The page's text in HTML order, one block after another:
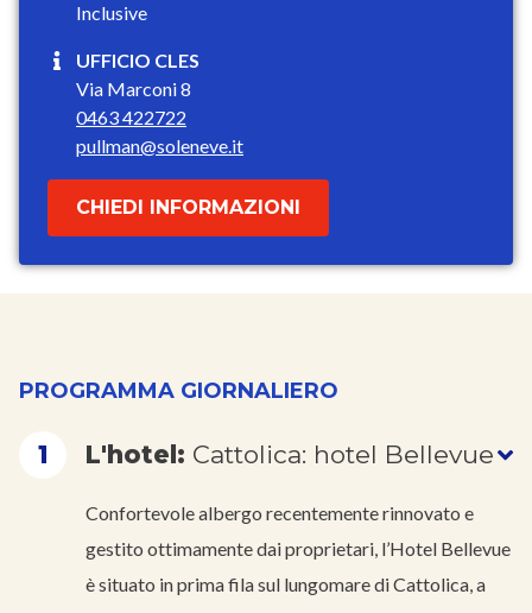
Inclusive
UFFICIO CLES
Via Marconi 8
0463 422722
pullman@soleneve.it
CHIEDI INFORMAZIONI
PROGRAMMA GIORNALIERO
1 L'hotel: Cattolica: hotel Bellevue
Confortevole albergo recentemente rinnovato e
gestito ottimamente dai proprietari, l’Hotel Bellevue
è situato in prima fila sul lungomare di Cattolica, a